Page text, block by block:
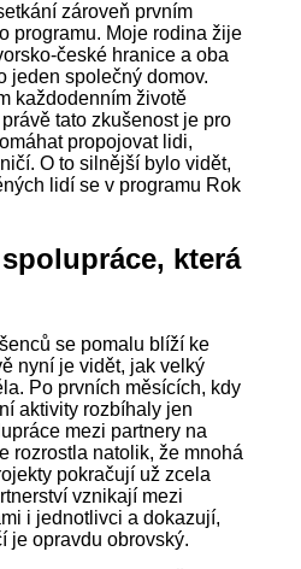
zároveň prvním
programu. Moje rodina žije
české hranice a oba
jeden společný domov.
každodenním životě
tato zkušenost je pro
propojovat lidi,
O to silnější bylo vidět,
lidí se v programu Rok
která
se pomalu blíží ke
nyní je vidět, jak velký
Po prvních měsících, kdy
aktivity rozbíhaly jen
mezi partnery na
rozrostla natolik, že mnohá
pokračují už zcela
vznikají mezi
i jednotlivci a dokazují,
je opravdu obrovský.